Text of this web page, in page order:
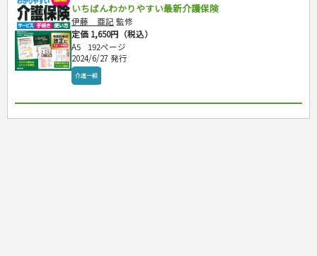
絵画・デッサン
俳句・詩・ことば
普通免許
その他免許
調理器具クッキング
お菓子・ケーキ・パン
飲み物・お酒
着物・着つけ
手紙・ペン字
妊娠・出産・育児
離乳食・幼児食・こどもレシピ
栄養事典
生活習慣病
指導マニュアル
占い・心理ゲーム
のりもの・ずかん
読み物・絵本
音と光のでる絵本
総復習ドリル
学習・地図
自由研究・読書感想文
えんぴつちょう
就職試験
公務員試験
検定試験・資格試験
英語検定・TOEIC
漢字検定・数学検定
簿記検定
看護・薬学
ビジネス
経営・経済・法律
マネー・株・資産
ビジネス・法律
簿記・経理・税金・保険
その他ビジネス
自己啓発
自己啓発
ビジネス読み物
旅行・歴史
国内・海外旅行
国外旅行
地理・歴史
文庫
成美文庫
その他文庫
ダイアリー
いちばんわかりやすい最新介護保険
伊藤 亜記 監修
定価 1,650円（税込）
A5
192ページ
2024/6/27 発行
介護一般